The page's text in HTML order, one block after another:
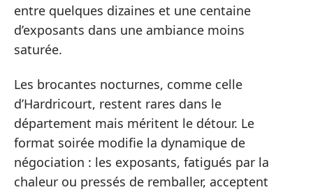
entre quelques dizaines et une centaine
d’exposants dans une ambiance moins
saturée.
Les brocantes nocturnes, comme celle
d’Hardricourt, restent rares dans le
département mais méritent le détour. Le
format soirée modifie la dynamique de
négociation : les exposants, fatigués par la
chaleur ou pressés de remballer, acceptent